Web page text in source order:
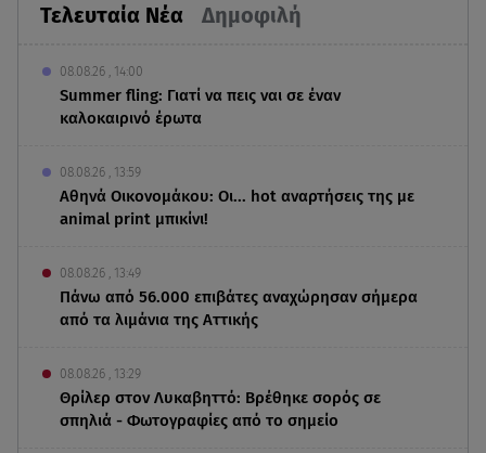
Τελευταία Νέα Δημοφιλή
08.08.26 , 14:00
Summer fling: Γιατί να πεις ναι σε έναν
καλοκαιρινό έρωτα
08.08.26 , 13:59
Αθηνά Οικονομάκου: Οι... hot αναρτήσεις της με
animal print μπικίνι!
08.08.26 , 13:49
Πάνω από 56.000 επιβάτες αναχώρησαν σήμερα
από τα λιμάνια της Αττικής
08.08.26 , 13:29
Θρίλερ στον Λυκαβηττό: Βρέθηκε σορός σε
σπηλιά - Φωτογραφίες από το σημείο